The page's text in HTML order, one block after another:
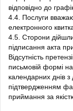
відповідно до
4.4. Послуги
електронного
4.5. Сторони дійшли
підписання акта
Відсутність
письмовій формі
календарних днів
підтвердженням
приймання за